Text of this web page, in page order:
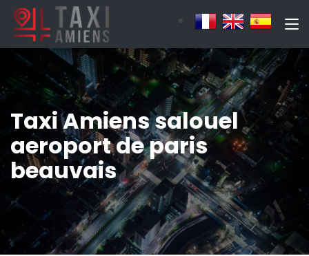
Taxi Amiens salouel
aeroport de paris
beauvais